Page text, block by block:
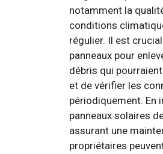
notamment la
conditions
régulier. Il est
panneaux pour
débris qui
et de vérifier les
périodiquement. En
panneaux solaires
assurant une
propriétaires